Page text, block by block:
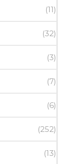
(11)
(32)
(3)
(7)
(6)
(252)
(13)